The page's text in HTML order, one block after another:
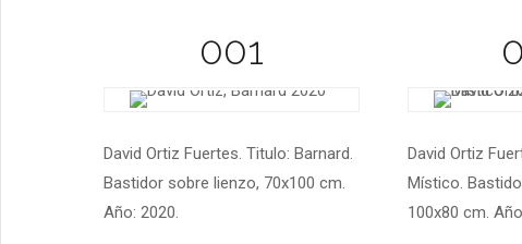
001
David Ortiz Fuertes. Titulo: Barnard.
Bastidor sobre lienzo, 70x100 cm.
Año: 2020.
David Ortiz
Místico.
100x80 cm.